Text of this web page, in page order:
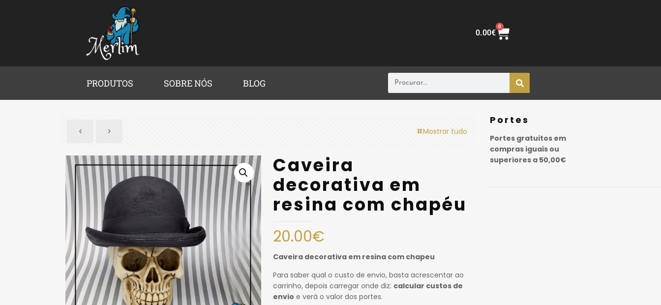
0.00€
0
PRODUTOS SOBRE NÓS BLOG
Mostrar tudo
Caveira
decorativa em
resina com chapéu
20.00€
Caveira decorativa em resina com chapeu
Para saber qual o custo de envio, basta acrescentar ao
carrinho, depois carregar onde diz: calcular custos de
envio e verá o valor dos portes.
Portes
Portes gratuitos em
compras iguais ou
superiores a 50,00€